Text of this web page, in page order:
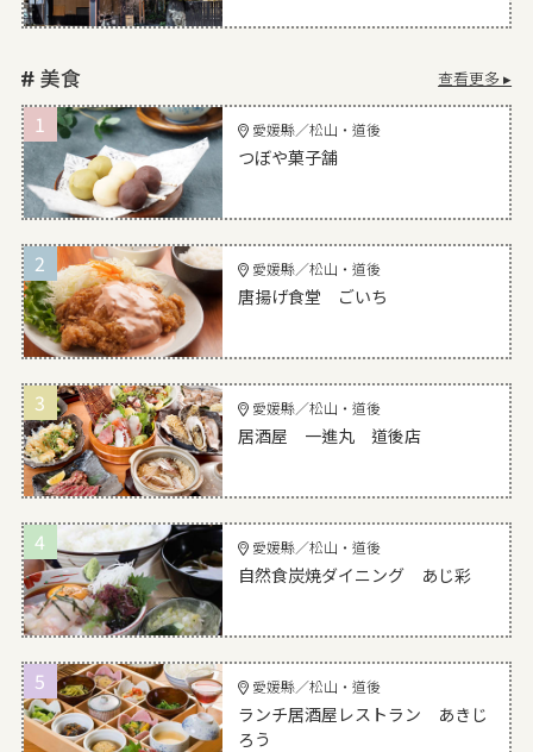
查看更多 ▸
1 愛媛縣／松山・道後
つぼや菓子舗
2 愛媛縣／松山・道後
唐揚げ食堂 ごいち
3 愛媛縣／松山・道後
居酒屋 一進丸 道後店
4 愛媛縣／松山・道後
自然食炭焼ダイニング あじ彩
5 愛媛縣／松山・道後
ランチ居酒屋レストラン あきじ
ろう